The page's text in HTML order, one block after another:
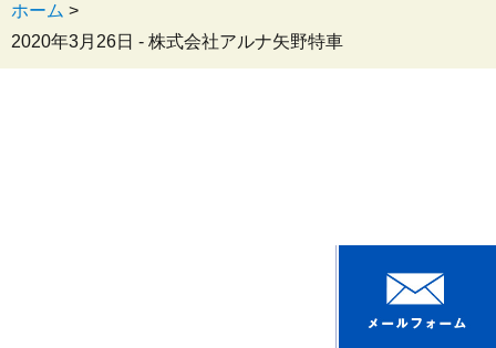
ホーム >
2020年3月26日 - 株式会社アルナ矢野特車